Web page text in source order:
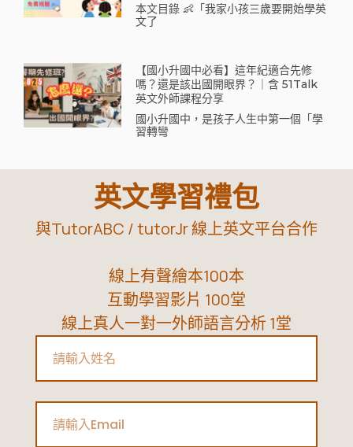
本文目錄 👶「我家小孩三歲要開始學英
文了
【國小升國中必看】這年紀適合先修
嗎？還是該出國開眼界？｜含 51Talk
英文外師課程分享
國小升國中，是孩子人生中第一個「學
習轉彎
英文學習禮包
與TutorABC / tutorJr 線上英文平台合作
線上有聲繪本100本
互動學習影片 100堂
線上真人一對一外師語言分析 1堂